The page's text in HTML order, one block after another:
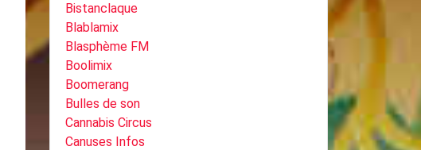
Bistanclaque
Blablamix
Blasphème FM
Boolimix
Boomerang
Bulles de son
Cannabis Circus
Canuses Infos